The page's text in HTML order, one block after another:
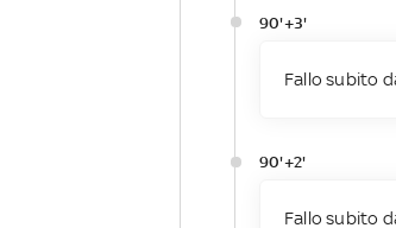
90'+3'
Fallo subito
90'+2'
Fallo subito